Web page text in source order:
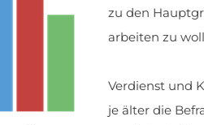
zu den
arbeiten zu
Verdienst und
je älter die